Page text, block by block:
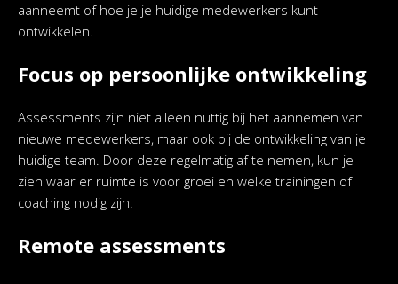
aanneemt of hoe je je huidige medewerkers kunt
ontwikkelen.
Focus op persoonlijke ontwikkeling
Assessments zijn niet alleen nuttig bij het aannemen van
nieuwe medewerkers, maar ook bij de ontwikkeling van je
huidige team. Door deze regelmatig af te nemen, kun je
zien waar er ruimte is voor groei en welke trainingen of
coaching nodig zijn.
Remote assessments